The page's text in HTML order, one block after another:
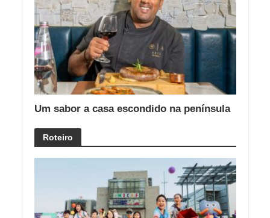
Um sabor a casa escondido na península
Roteiro